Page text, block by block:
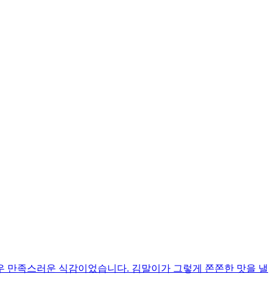
족스러운 식감이었습니다. 김말이가 그렇게 쫀쫀한 맛을 낼